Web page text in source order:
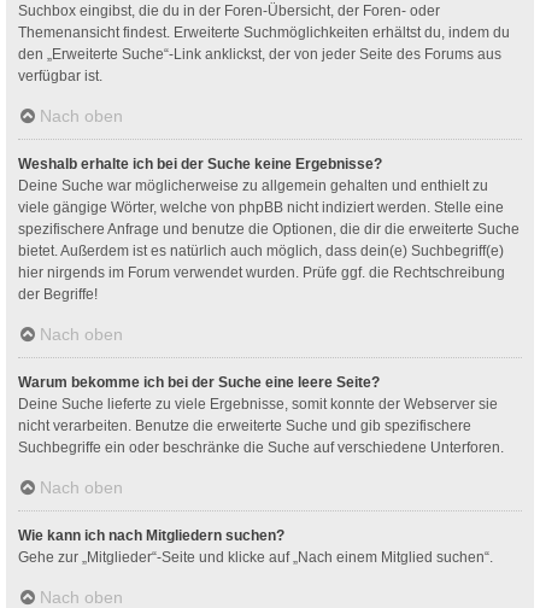
Suchbox eingibst, die du in der Foren-Übersicht, der Foren- oder
Themenansicht findest. Erweiterte Suchmöglichkeiten erhältst du, indem du
den „Erweiterte Suche“-Link anklickst, der von jeder Seite des Forums aus
verfügbar ist.
Nach oben
Weshalb erhalte ich bei der Suche keine Ergebnisse?
Deine Suche war möglicherweise zu allgemein gehalten und enthielt zu
viele gängige Wörter, welche von phpBB nicht indiziert werden. Stelle eine
spezifischere Anfrage und benutze die Optionen, die dir die erweiterte Suche
bietet. Außerdem ist es natürlich auch möglich, dass dein(e) Suchbegriff(e)
hier nirgends im Forum verwendet wurden. Prüfe ggf. die Rechtschreibung
der Begriffe!
Nach oben
Warum bekomme ich bei der Suche eine leere Seite?
Deine Suche lieferte zu viele Ergebnisse, somit konnte der Webserver sie
nicht verarbeiten. Benutze die erweiterte Suche und gib spezifischere
Suchbegriffe ein oder beschränke die Suche auf verschiedene Unterforen.
Nach oben
Wie kann ich nach Mitgliedern suchen?
Gehe zur „Mitglieder“-Seite und klicke auf „Nach einem Mitglied suchen“.
Nach oben